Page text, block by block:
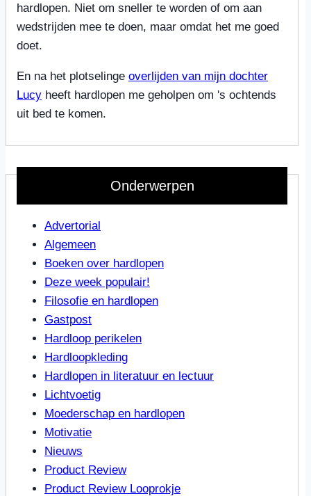
hardlopen. Niet om sneller te worden of om aan
wedstrijden mee te doen, maar omdat het me goed
doet.
En na het plotselinge overlijden van mijn dochter
Lucy heeft hardlopen me geholpen om 's ochtends
uit bed te komen.
Onderwerpen
Advertorial
Algemeen
Boeken over hardlopen
Deze week populair!
Filosofie en hardlopen
Gastpost
Hardloop perikelen
Hardloopkleding
Hardlopen in literatuur en lectuur
Lichtvoetig
Moederschap en hardlopen
Motivatie
Nieuws
Product Review
Product Review Looprokje